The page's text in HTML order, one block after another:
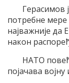
Герасимов
потребне мере
најважније да
након
НАТО
појачава